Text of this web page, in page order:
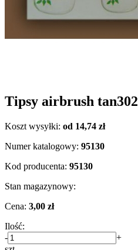
Tipsy airbrush tan302
Koszt wysyłki: od 14,74 zł
Numer katalogowy: 95130
Kod producenta: 95130
Stan magazynowy:
Cena: 3,00 zł
Ilość:
-
+